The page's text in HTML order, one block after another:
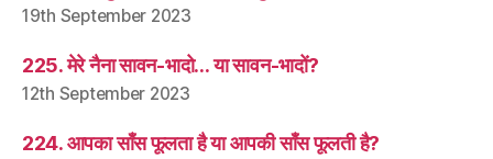
19th September 2023
225. मेरे नैना सावन-भादो… या सावन-भादों?
12th September 2023
224. आपका साँस फूलता है या आपकी साँस फूलती है?